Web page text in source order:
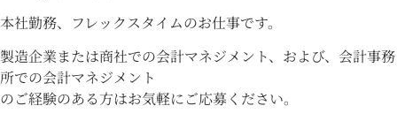
本社勤務、フレックスタイムのお仕事です。
製造企業または商社での会計マネジメント、および、会計事務
所での会計マネジメント
のご経験のある方はお気軽にご応募ください。